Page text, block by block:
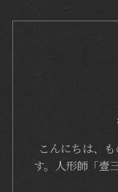
こんにちは、
す。人形師「壹